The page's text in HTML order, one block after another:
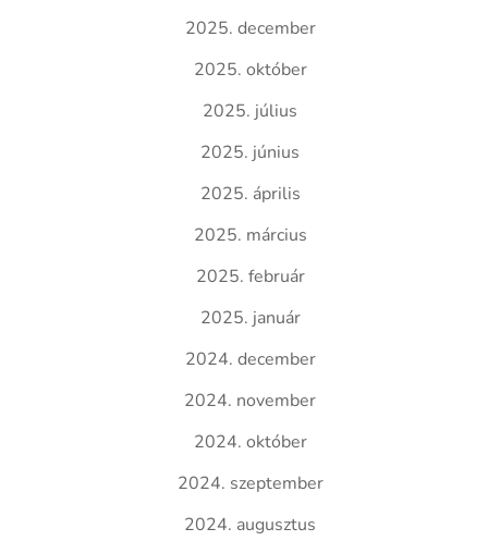
2025. december
2025. október
2025. július
2025. június
2025. április
2025. március
2025. február
2025. január
2024. december
2024. november
2024. október
2024. szeptember
2024. augusztus